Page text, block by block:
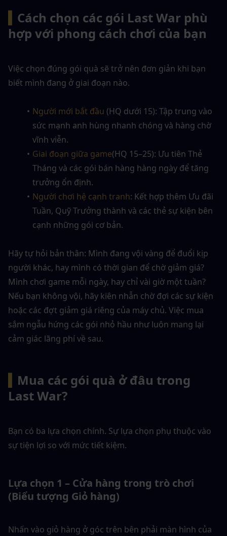
Cách chọn các gói Last War phù
hợp với phong cách chơi của bạn
Việc chọn đúng gói quà sẽ trở nên đơn giản khi bạn
biết mình đang ở giai đoạn nào.
Người mới bắt đầu (HQ dưới 15): Tập trung vào
sức mạnh anh hùng nhanh chóng và hàng chờ
vĩnh viễn.
Giai đoạn giữa game(HQ 15–25): Ưu tiên Thẻ
Tháng và các gói bán hàng hàng ngày để tăng
trưởng ổn định.
Người chơi hệ cạnh tranh: Kết hợp thêm Ưu đãi
Tuần, Quỹ Trưởng thành và các thẻ sự kiện bên
cạnh những gói cơ bản.
Hãy tự hỏi bản thân: Mình đang vội vàng để đuổi kịp
người khác, hay mình có thời gian để chờ giảm giá?
Mình chơi game mỗi ngày, hay chỉ vài giờ một tuần?
Nếu bạn không vội, hãy kiên nhẫn chờ đợi các sự kiện
hoặc các đợt giảm giá riêng của máy chủ. Việc mua
sắm ngẫu hứng các gói nhỏ hầu như luôn mang lại
cảm giác lãng phí về sau.
Mua các gói quà ở đâu trong
Last War?
Bạn có ba lựa chọn chính. Sự lựa chọn phụ thuộc vào
sự tiện lợi so với mức tiết kiệm.
Lựa chọn 1 – Cửa hàng trong trò chơi
(Biểu tượng Giỏ hàng)
Nhấn vào giỏ hàng ở góc trên bên phải màn hình của